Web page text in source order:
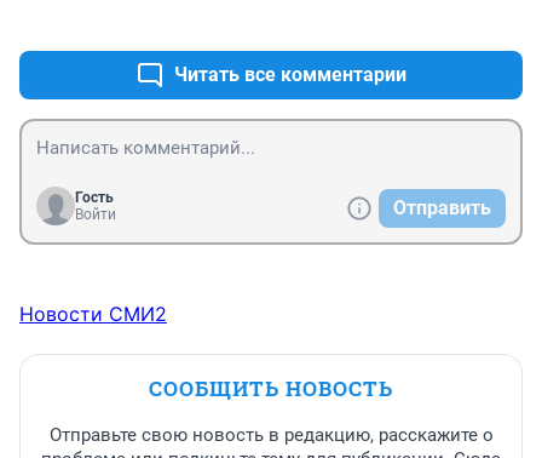
Читать все комментарии
Гость
Войти
Отправить
Новости СМИ2
СООБЩИТЬ НОВОСТЬ
Отправьте свою новость в редакцию, расскажите о